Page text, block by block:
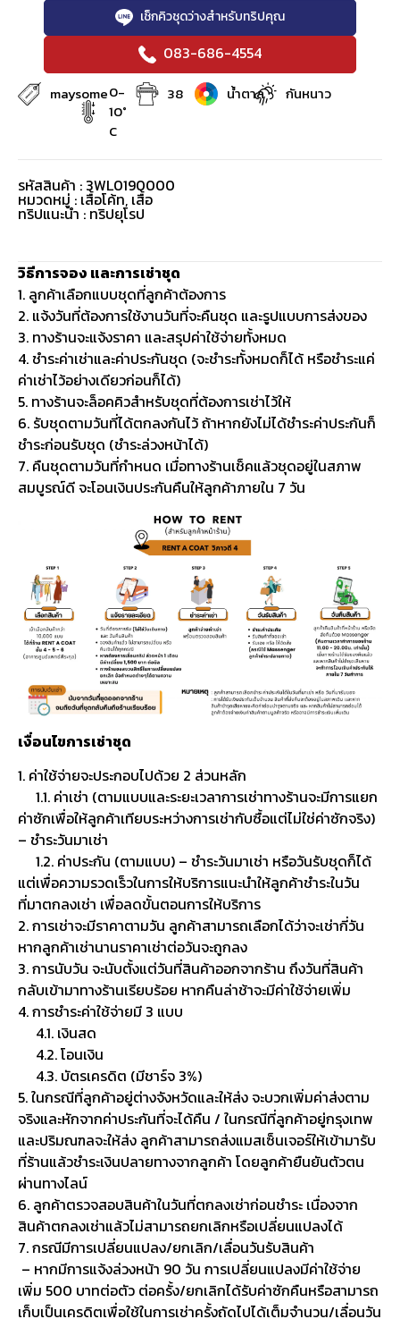
เช็กคิวชุดว่างสำหรับทริปคุณ
083-686-4554
maysome0-
10°
C
38 น้ำตาล กันหนาว
รหัสสินค้า : 3WL0190000
หมวดหมู่ : เสื้อโค้ท, เสื้อ
ทริปแนะนำ : ทริปยุโรป
วิธีการจอง และการเช่าชุด
1. ลูกค้าเลือกแบบชุดที่ลูกค้าต้องการ
2. แจ้งวันที่ต้องการใช้งานวันที่จะคืนชุด และรูปแบบการส่งของ
3. ทางร้านจะแจ้งราคา และสรุปค่าใช้จ่ายทั้งหมด
4. ชำระค่าเช่าและค่าประกันชุด (จะชำระทั้งหมดก็ได้ หรือชำระแค่
ค่าเช่าไว้อย่างเดียวก่อนก็ได้)
5. ทางร้านจะล็อคคิวสำหรับชุดที่ต้องการเช่าไว้ให้
6. รับชุดตามวันที่ได้ตกลงกันไว้ ถ้าหากยังไม่ได้ชำระค่าประกันก็
ชำระก่อนรับชุด (ชำระล่วงหน้าได้)
7. คืนชุดตามวันที่กำหนด เมื่อทางร้านเช็คแล้วชุดอยู่ในสภาพ
สมบูรณ์ดี จะโอนเงินประกันคืนให้ลูกค้าภายใน 7 วัน
เงื่อนไขการเช่าชุด
1. ค่าใช้จ่ายจะประกอบไปด้วย 2 ส่วนหลัก
1.1. ค่าเช่า (ตามแบบและระยะเวลาการเช่าทางร้านจะมีการแยก
ค่าซักเพื่อให้ลูกค้าเทียบระหว่างการเช่ากับซื้อแต่ไม่ใช่ค่าซักจริง)
– ชำระวันมาเช่า
1.2. ค่าประกัน (ตามแบบ) – ชำระวันมาเช่า หรือวันรับชุดก็ได้
แต่เพื่อความรวดเร็วในการให้บริการแนะนำให้ลูกค้าชำระในวัน
ที่มาตกลงเช่า เพื่อลดขั้นตอนการให้บริการ
2. การเช่าจะมีราคาตามวัน ลูกค้าสามารถเลือกได้ว่าจะเช่ากี่วัน
หากลูกค้าเช่านานราคาเช่าต่อวันจะถูกลง
3. การนับวัน จะนับตั้งแต่วันที่สินค้าออกจากร้าน ถึงวันที่สินค้า
กลับเข้ามาทางร้านเรียบร้อย หากคืนล่าช้าจะมีค่าใช้จ่ายเพิ่ม
4. การชำระค่าใช้จ่ายมี 3 แบบ
4.1. เงินสด
4.2. โอนเงิน
4.3. บัตรเครดิต (มีชาร์จ 3%)
5. ในกรณีที่ลูกค้าอยู่ต่างจังหวัดและให้ส่ง จะบวกเพิ่มค่าส่งตาม
จริงและหักจากค่าประกันที่จะได้คืน / ในกรณีที่ลูกค้าอยู่กรุงเทพ
และปริมณฑลจะให้ส่ง ลูกค้าสามารถส่งแมสเซ็นเจอร์ให้เข้ามารับ
ที่ร้านแล้วชำระเงินปลายทางจากลูกค้า โดยลูกค้ายืนยันตัวตน
ผ่านทางไลน์
6. ลูกค้าตรวจสอบสินค้าในวันที่ตกลงเช่าก่อนชำระ เนื่องจาก
สินค้าตกลงเช่าแล้วไม่สามารถยกเลิกหรือเปลี่ยนแปลงได้
7. กรณีมีการเปลี่ยนแปลง/ยกเลิก/เลื่อนวันรับสินค้า
– หากมีการแจ้งล่วงหน้า 90 วัน การเปลี่ยนแปลงมีค่าใช้จ่าย
เพิ่ม 500 บาทต่อตัว ต่อครั้ง/ยกเลิกได้รับค่าซักคืนหรือสามารถ
เก็บเป็นเครดิตเพื่อใช้ในการเช่าครั้งถัดไปได้เต็มจำนวน/เลื่อนวัน